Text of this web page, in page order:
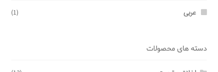
عربی (1)
دسته های محصولات